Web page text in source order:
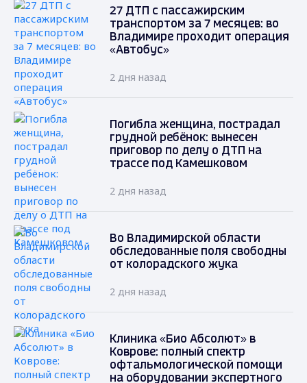
27 ДТП с пассажирским
транспортом за 7 месяцев: во
Владимире проходит операция
«Автобус»
2 дня назад
Погибла женщина, пострадал
грудной ребёнок: вынесен
приговор по делу о ДТП на
трассе под Камешковом
2 дня назад
Во Владимирской области
обследованные поля свободны
от колорадского жука
2 дня назад
Клиника «Био Абсолют» в
Коврове: полный спектр
офтальмологической помощи
на оборудовании экспертного